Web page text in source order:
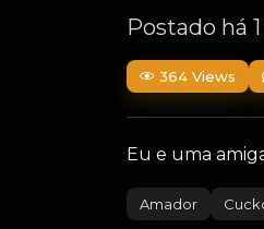
Postado há
364 Views
Eu e uma
Amador